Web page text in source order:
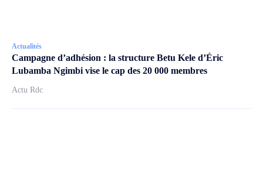
Actualités
Campagne d’adhésion : la structure Betu Kele d’Éric
Lubamba Ngimbi vise le cap des 20 000 membres
Actu Rdc